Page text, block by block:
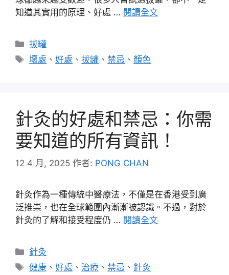
知道其實用的原理、好處 … 閱讀全文
分
類
拔罐
標
壞處 、好處 、拔罐 、禁忌 、 顏色
針灸的好處和禁忌：你需
要知道的所有資訊！
12 4 月, 2025 作者: PONG CHAN
針灸作為一種傳統中醫療法，不僅是在香港受到廣
泛推崇，也在全球範圍內漸漸被認識。不過，對於
針灸的了解和接受程度仍 … 閱讀全文
分
類
針灸
標
健康 、好處 、 治療 、禁忌 、 針灸